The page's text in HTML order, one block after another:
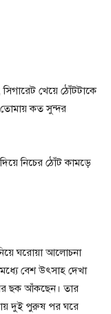
খেয়ে ঠোঁটটাকে
তোমায় কত সুন্দর
নিচের ঠোঁট কামড়ে
ঘরোয়া আলোচনা
বেশ উৎসাহ দেখা
ছক আঁকছেন। তার
দুই পুরুষ পর ঘরে